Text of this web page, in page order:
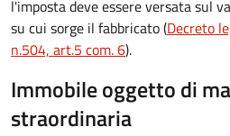
l'imposta deve essere versata sul
su cui sorge il fabbricato (Decreto
n.504, art.5 com. 6).
Immobile oggetto di
straordinaria